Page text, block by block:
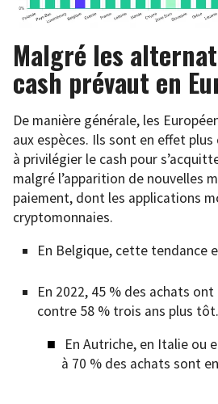
Malgré les
cash prévaut en
De manière générale, les
aux espèces. Ils sont en effet
à privilégier le cash pour
malgré l’apparition de nouvelles
paiement, dont les applications
cryptomonnaies.
En Belgique, cette tendance
En 2022, 45 % des achats
contre 58 % trois ans plus tôt.
En Autriche, en Italie ou
à 70 % des achats sont